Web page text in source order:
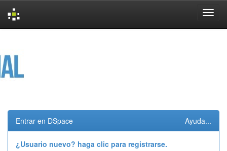
Entrar en DSpace Ayuda...
¿Usuario nuevo? haga clic para registrarse.